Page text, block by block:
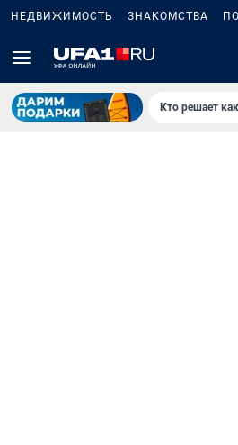
НЕДВИЖИМОСТЬ ЗНАКОМСТВА
Кто решает